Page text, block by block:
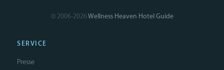
© 2006-2026Wellness Heaven Hotel Guide
SERVICE
Presse